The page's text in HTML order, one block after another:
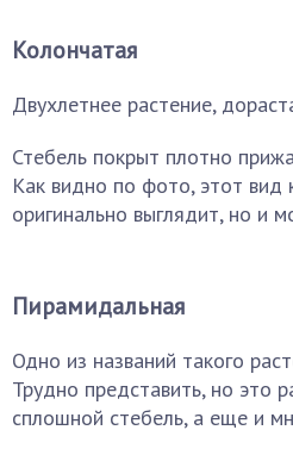
Колончатая
Двухлетнее растение,
Стебель покрыт плотно
Как видно по фото, этот вид
оригинально выглядит, но и
Пирамидальная
Одно из названий такого
Трудно представить, но это
сплошной стебель, а еще и